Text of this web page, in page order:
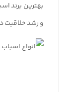
بهترین برند
و رشد خلاقیت